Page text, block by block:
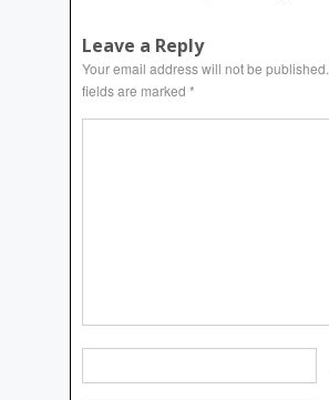
Leave a Reply
Your email address will not be published.
fields are marked *